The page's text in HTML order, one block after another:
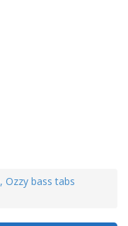
Ozzy bass tabs